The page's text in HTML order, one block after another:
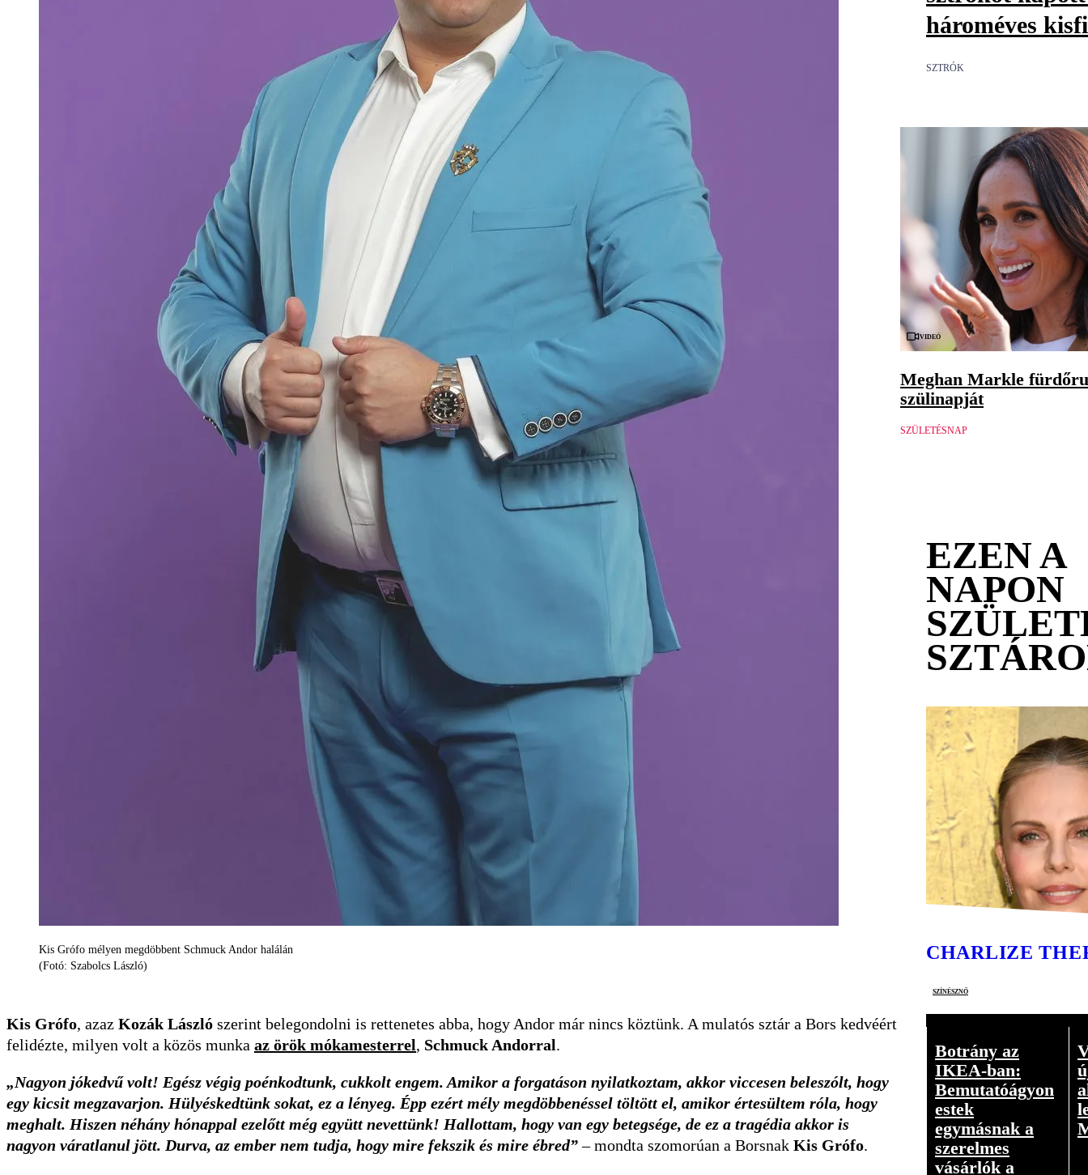
Kis Grófo mélyen megdöbbent Schmuck Andor halálán
(Fotó: Szabolcs László)
Kis Grófo, azaz Kozák László szerint belegondolni is rettenetes abba, hogy Andor már nincs köztünk. A mulatós sztár a Bors kedvéért
felidézte, milyen volt a közös munka az örök mókamesterrel, Schmuck Andorral.
„Nagyon jókedvű volt! Egész végig poénkodtunk, cukkolt engem. Amikor a forgatáson nyilatkoztam, akkor viccesen beleszólt, hogy
egy kicsit megzavarjon. Hülyéskedtünk sokat, ez a lényeg. Épp ezért mély megdöbbenéssel töltött el, amikor értesültem róla, hogy
meghalt. Hiszen néhány hónappal ezelőtt még együtt nevettünk! Hallottam, hogy van egy betegsége, de ez a tragédia akkor is
nagyon váratlanul jött. Durva, az ember nem tudja, hogy mire fekszik és mire ébred”– mondta szomorúan a Borsnak Kis Grófo.
hároméves
SZTRÓK
Videó
Meghan Markle
szülinapját
SZÜLETÉSNAP
EZEN A
NAPON
CHARLIZE
színésznő
Botrány az
IKEA-ban:
Bemutatóágyon
estek
egymásnak a
szerelmes
vásárlók a